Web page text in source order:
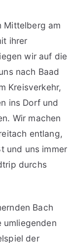
Mittelberg am
ihrer
wir auf die
nach Baad
Kreisverkehr,
ins Dorf und
Wir machen
entlang,
und uns immer
durchs
Bach
umliegenden
der